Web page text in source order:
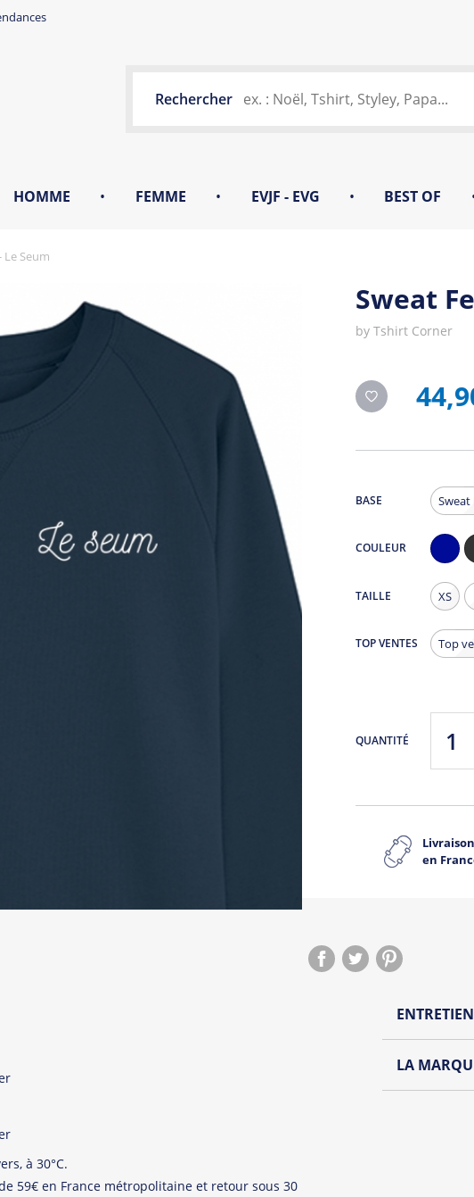
Rechercher
HOMME • FEMME • EVJF - EVG • BEST OF
Le Seum
Sweat
by Tshirt Corner
BASE Sweat
COULEUR
TAILLE XS
TOP VENTES Top
QUANTITÉ
en
à 30°C.
59€ en France métropolitaine et retour sous 30
ENTRETIEN
LA